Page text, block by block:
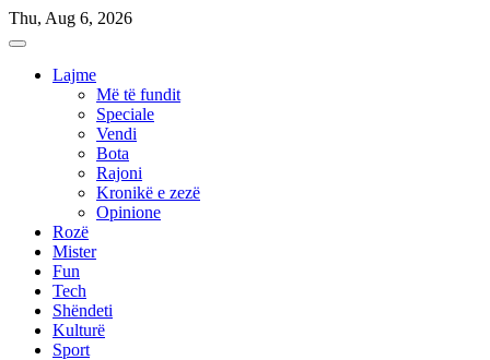
Skip
to
Thu, Aug 6, 2026
Lajme
Më të fundit
Speciale
Vendi
Bota
Rajoni
Kronikë e zezë
Opinione
Rozë
Mister
Fun
Tech
Shëndeti
Kulturë
Sport